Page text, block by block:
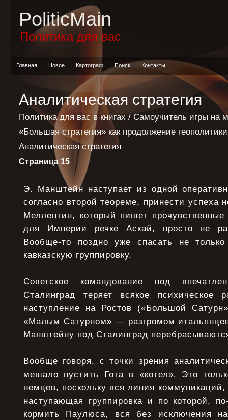
PoliticMain
Политика для вас
Главная Новое Картограф Поиск Контакты
Аналитическая стратегия
Политика для вас в книгах / Самоучитель игры на
«Большая стратегия» как продолжение
Аналитическая стратегия
Страница 15
Э. Манштейн наступает из одной
согласно второй теореме, принести успеха
Меллентин, который пишет
для Империи речке Аскай, просто не
Вообще-то поздно уже спасать не
кавказскую группировку.
Советское командование под
Сталинград теряет всякое психическое
наступление на Ростов («Большой
«Малым Сатурном» — разгромом
Манштейну под Сталинград
Вообще говоря, с точки зрения
мешало пустить Гота в «котел». Это
немцев, поскольку вся линия
наступающая группировка и по которой,
кормить Паулюса, вся без исключения